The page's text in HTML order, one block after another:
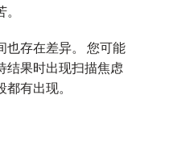
也存在差异。 您可能
结果时出现扫描焦虑
有出现。